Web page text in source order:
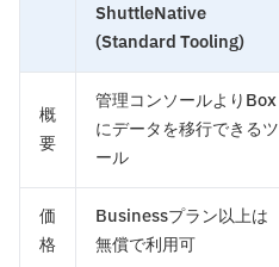
ShuttleNative
(Standard Tooling)
概
要
管理コンソールよりBox
にデータを移行できるツ
ール
価
格
Businessプラン以上は
無償で利用可